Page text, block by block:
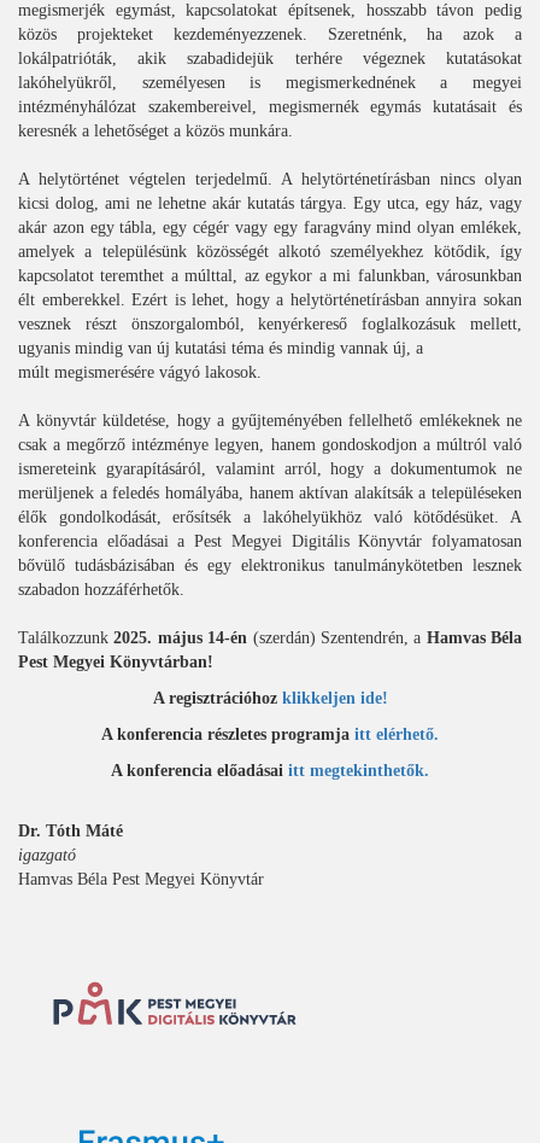
megismerjék egymást, kapcsolatokat építsenek, hosszabb távon pedig
közös projekteket kezdeményezzenek. Szeretnénk, ha azok a
lokálpatrióták, akik szabadidejük terhére végeznek kutatásokat
lakóhelyükről, személyesen is megismerkednének a megyei
intézményhálózat szakembereivel, megismernék egymás kutatásait és
keresnék a lehetőséget a közös munkára.
A helytörténet végtelen terjedelmű. A helytörténetírásban nincs olyan
kicsi dolog, ami ne lehetne akár kutatás tárgya. Egy utca, egy ház, vagy
akár azon egy tábla, egy cégér vagy egy faragvány mind olyan emlékek,
amelyek a településünk közösségét alkotó személyekhez kötődik, így
kapcsolatot teremthet a múlttal, az egykor a mi falunkban, városunkban
élt emberekkel. Ezért is lehet, hogy a helytörténetírásban annyira sokan
vesznek részt önszorgalomból, kenyérkereső foglalkozásuk mellett,
ugyanis mindig van új kutatási téma és mindig vannak új, a
múlt megismerésére vágyó lakosok.
A könyvtár küldetése, hogy a gyűjteményében fellelhető emlékeknek ne
csak a megőrző intézménye legyen, hanem gondoskodjon a múltról való
ismereteink gyarapításáról, valamint arról, hogy a dokumentumok ne
merüljenek a feledés homályába, hanem aktívan alakítsák a településeken
élők gondolkodását, erősítsék a lakóhelyükhöz való kötődésüket. A
konferencia előadásai a Pest Megyei Digitális Könyvtár folyamatosan
bővülő tudásbázisában és egy elektronikus tanulmánykötetben lesznek
szabadon hozzáférhetők.
Találkozzunk2025. május 14-én (szerdán) Szentendrén, a Hamvas Béla
Pest Megyei Könyvtárban!
A regisztrációhoz klikkeljen ide!
A konferencia részletes programja itt elérhető.
A konferencia előadásai itt megtekinthetők.
Dr. Tóth Máté
igazgató
Hamvas Béla Pest Megyei Könyvtár